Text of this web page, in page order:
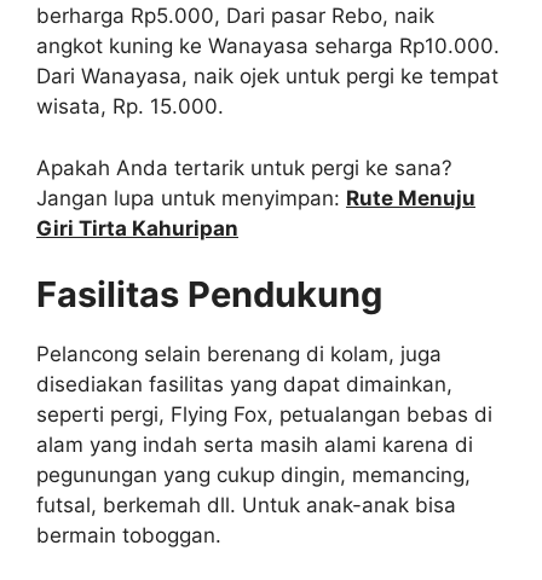
berharga Rp5.000, Dari pasar Rebo, naik
angkot kuning ke Wanayasa seharga Rp10.000.
Dari Wanayasa, naik ojek untuk pergi ke tempat
wisata, Rp. 15.000.
Apakah Anda tertarik untuk pergi ke sana?
Jangan lupa untuk menyimpan: Rute Menuju
Giri Tirta Kahuripan
Fasilitas Pendukung
Pelancong selain berenang di kolam, juga
disediakan fasilitas yang dapat dimainkan,
seperti pergi, Flying Fox, petualangan bebas di
alam yang indah serta masih alami karena di
pegunungan yang cukup dingin, memancing,
futsal, berkemah dll. Untuk anak-anak bisa
bermain toboggan.